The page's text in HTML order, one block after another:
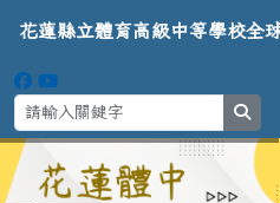
花蓮縣立體育高
導覽列
花蓮縣立體育高級中等學校全